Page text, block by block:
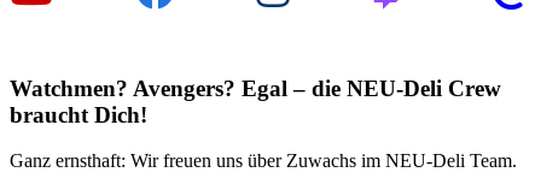
Watchmen? Avengers? Egal – die NEU-Deli Crew
braucht Dich!
Ganz ernsthaft: Wir freuen uns über Zuwachs im NEU-Deli Team.